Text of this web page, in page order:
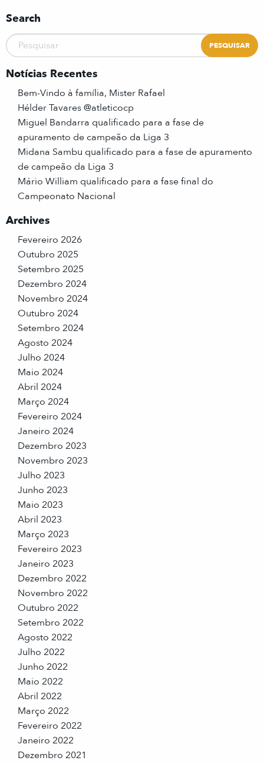
Search
Notícias Recentes
Bem-Vindo à família, Mister Rafael
Hélder Tavares @atleticocp
Miguel Bandarra qualificado para a fase de
apuramento de campeão da Liga 3
Midana Sambu qualificado para a fase de apuramento
de campeão da Liga 3
Mário William qualificado para a fase final do
Campeonato Nacional
Archives
Fevereiro 2026
Outubro 2025
Setembro 2025
Dezembro 2024
Novembro 2024
Outubro 2024
Setembro 2024
Agosto 2024
Julho 2024
Maio 2024
Abril 2024
Março 2024
Fevereiro 2024
Janeiro 2024
Dezembro 2023
Novembro 2023
Julho 2023
Junho 2023
Maio 2023
Abril 2023
Março 2023
Fevereiro 2023
Janeiro 2023
Dezembro 2022
Novembro 2022
Outubro 2022
Setembro 2022
Agosto 2022
Julho 2022
Junho 2022
Maio 2022
Abril 2022
Março 2022
Fevereiro 2022
Janeiro 2022
Dezembro 2021